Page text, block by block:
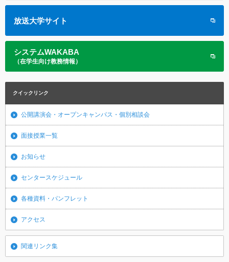
放送大学サイト
システムWAKABA
（在学生向け教務情報）
クイックリンク
公開講演会・オープンキャンパス・個別相談会
面接授業一覧
お知らせ
センタースケジュール
各種資料・パンフレット
アクセス
関連リンク集